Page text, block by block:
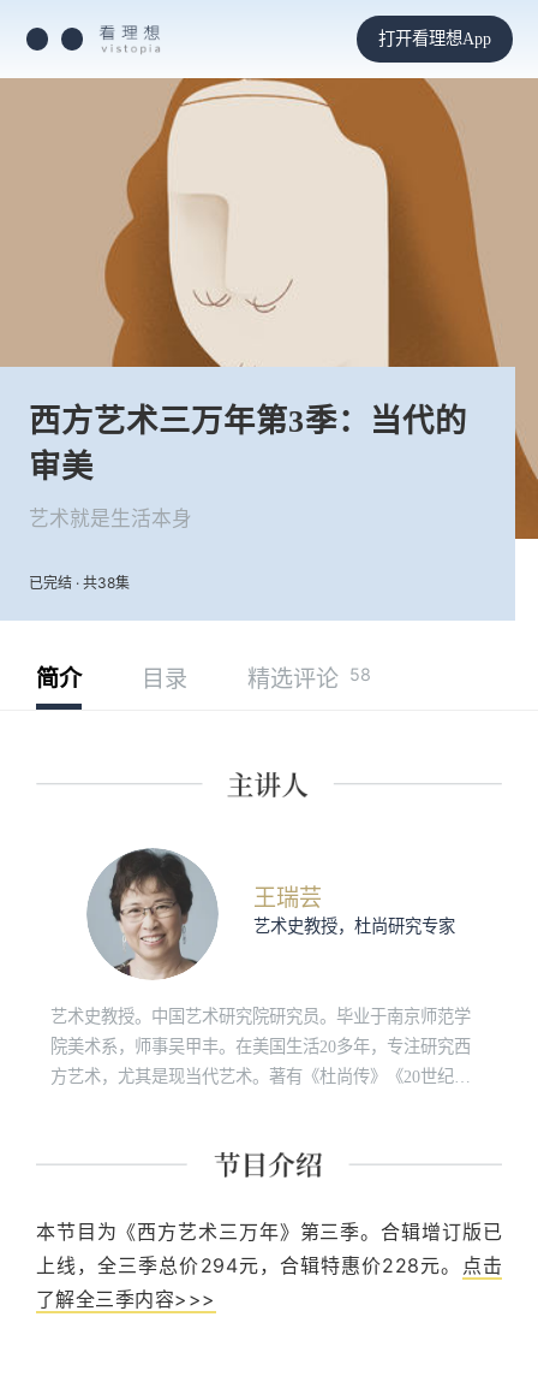
打开看理想App
西方艺术三万年第3季：当代的
审美
艺术就是生活本身
已完结 · 共38集
简介 目录 精选评论 58
王瑞芸
艺术史教授，杜尚研究专家
艺术史教授。中国艺术研究院研究员。毕业于南京师范学
院美术系，师事吴甲丰。在美国生活20多年，专注研究西
方艺术，尤其是现当代艺术。著有《杜尚传》《20世纪美
本节目为《西方艺术三万年》第三季。合辑增订版已
上线，全三季总价294元，合辑特惠价228元。
点击
了解全三季内容>>>